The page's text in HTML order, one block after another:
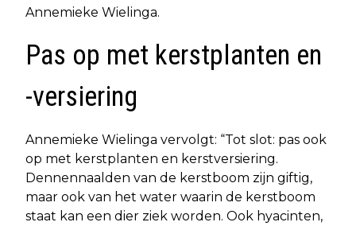
Annemieke Wielinga.
Pas op met kerstplanten en
-versiering
Annemieke Wielinga vervolgt: “Tot slot: pas ook
op met kerstplanten en kerstversiering.
Dennennaalden van de kerstboom zijn giftig,
maar ook van het water waarin de kerstboom
staat kan een dier ziek worden. Ook hyacinten,